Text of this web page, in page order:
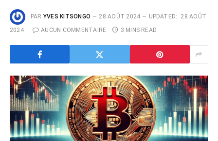
PAR YVES KITSONGO 28 AOÛT 2024 UPDATED:
28 AOÛT
2024
AUCUN COMMENTAIRE 3 MINS READ